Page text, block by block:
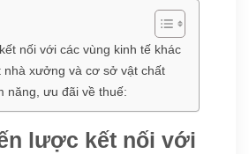
nối với các vùng kinh tế khác
nhà xưởng và cơ sở vật chất
năng, ưu đãi về thuế:
lược kết nối với